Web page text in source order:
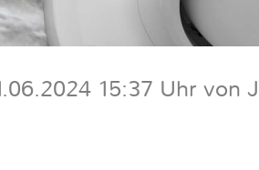
15:37 Uhr von